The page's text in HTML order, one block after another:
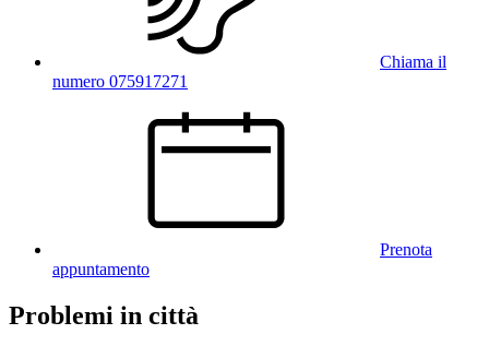
Chiama il
numero 075917271
Prenota
appuntamento
Problemi in città